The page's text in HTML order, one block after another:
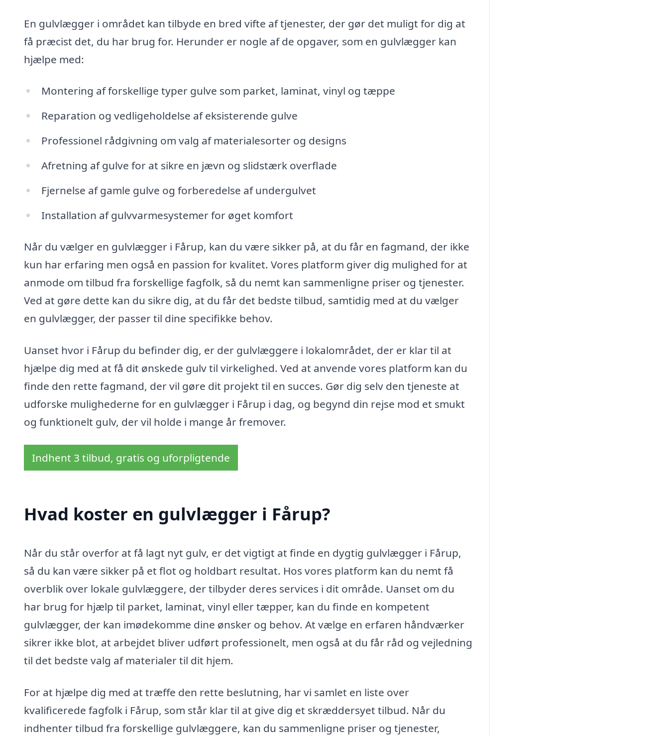
En gulvlægger i området kan tilbyde en bred vifte af tjenester, der gør det muligt for dig at
få præcist det, du har brug for. Herunder er nogle af de opgaver, som en gulvlægger kan
hjælpe med:
Montering af forskellige typer gulve som parket, laminat, vinyl og tæppe
Reparation og vedligeholdelse af eksisterende gulve
Professionel rådgivning om valg af materialesorter og designs
Afretning af gulve for at sikre en jævn og slidstærk overflade
Fjernelse af gamle gulve og forberedelse af undergulvet
Installation af gulvvarmesystemer for øget komfort
Når du vælger en gulvlægger i Fårup, kan du være sikker på, at du får en fagmand, der ikke
kun har erfaring men også en passion for kvalitet. Vores platform giver dig mulighed for at
anmode om tilbud fra forskellige fagfolk, så du nemt kan sammenligne priser og tjenester.
Ved at gøre dette kan du sikre dig, at du får det bedste tilbud, samtidig med at du vælger
en gulvlægger, der passer til dine specifikke behov.
Uanset hvor i Fårup du befinder dig, er der gulvlæggere i lokalområdet, der er klar til at
hjælpe dig med at få dit ønskede gulv til virkelighed. Ved at anvende vores platform kan du
finde den rette fagmand, der vil gøre dit projekt til en succes. Gør dig selv den tjeneste at
udforske mulighederne for en gulvlægger i Fårup i dag, og begynd din rejse mod et smukt
og funktionelt gulv, der vil holde i mange år fremover.
Indhent 3 tilbud, gratis og uforpligtende
Hvad koster en gulvlægger i Fårup?
Når du står overfor at få lagt nyt gulv, er det vigtigt at finde en dygtig gulvlægger i Fårup,
så du kan være sikker på et flot og holdbart resultat. Hos vores platform kan du nemt få
overblik over lokale gulvlæggere, der tilbyder deres services i dit område. Uanset om du
har brug for hjælp til parket, laminat, vinyl eller tæpper, kan du finde en kompetent
gulvlægger, der kan imødekomme dine ønsker og behov. At vælge en erfaren håndværker
sikrer ikke blot, at arbejdet bliver udført professionelt, men også at du får råd og vejledning
til det bedste valg af materialer til dit hjem.
For at hjælpe dig med at træffe den rette beslutning, har vi samlet en liste over
kvalificerede fagfolk i Fårup, som står klar til at give dig et skræddersyet tilbud. Når du
indhenter tilbud fra forskellige gulvlæggere, kan du sammenligne priser og tjenester,